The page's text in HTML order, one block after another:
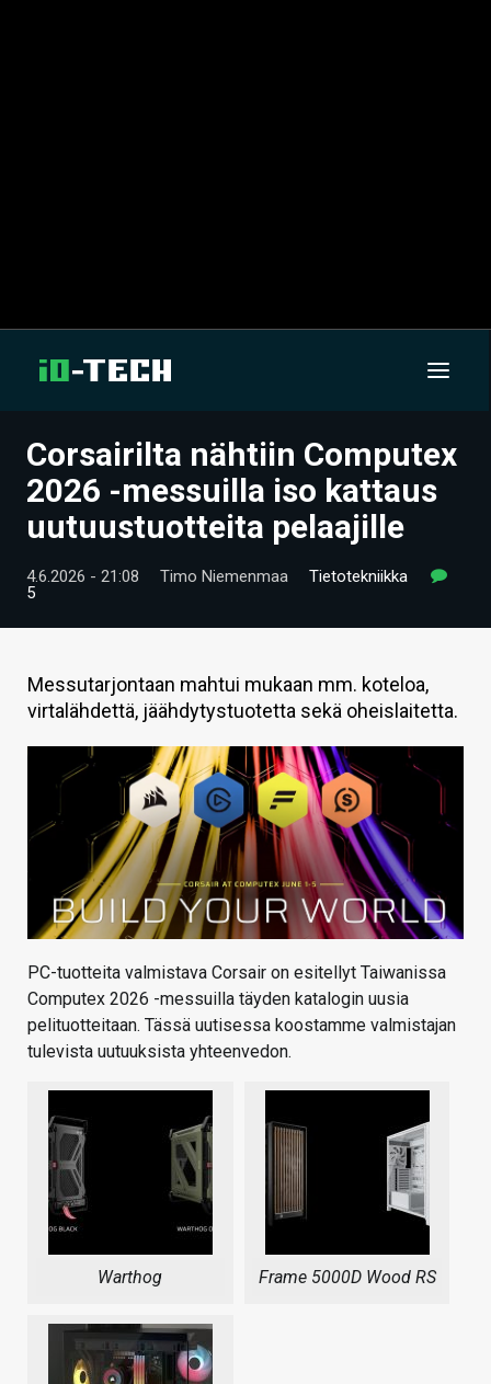
UUTISET
ARTIKKELIT
VIDEOT
HINTA.FI
KAUPPA
HAKU
Corsairilta nähtiin Computex
2026 -messuilla iso kattaus
uutuustuotteita pelaajille
4.6.2026 - 21:08 Timo Niemenmaa
Tietotekniikka
5
Messutarjontaan mahtui mukaan mm. koteloa,
virtalähdettä, jäähdytystuotetta sekä oheislaitetta.
PC-tuotteita valmistava Corsair on esitellyt Taiwanissa
Computex 2026 -messuilla täyden katalogin uusia
pelituotteitaan. Tässä uutisessa koostamme valmistajan
tulevista uutuuksista yhteenvedon.
Warthog Frame 5000D Wood RS